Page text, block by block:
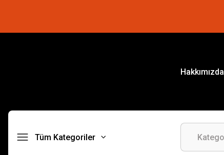
Hakkımızda
Tüm Kategoriler